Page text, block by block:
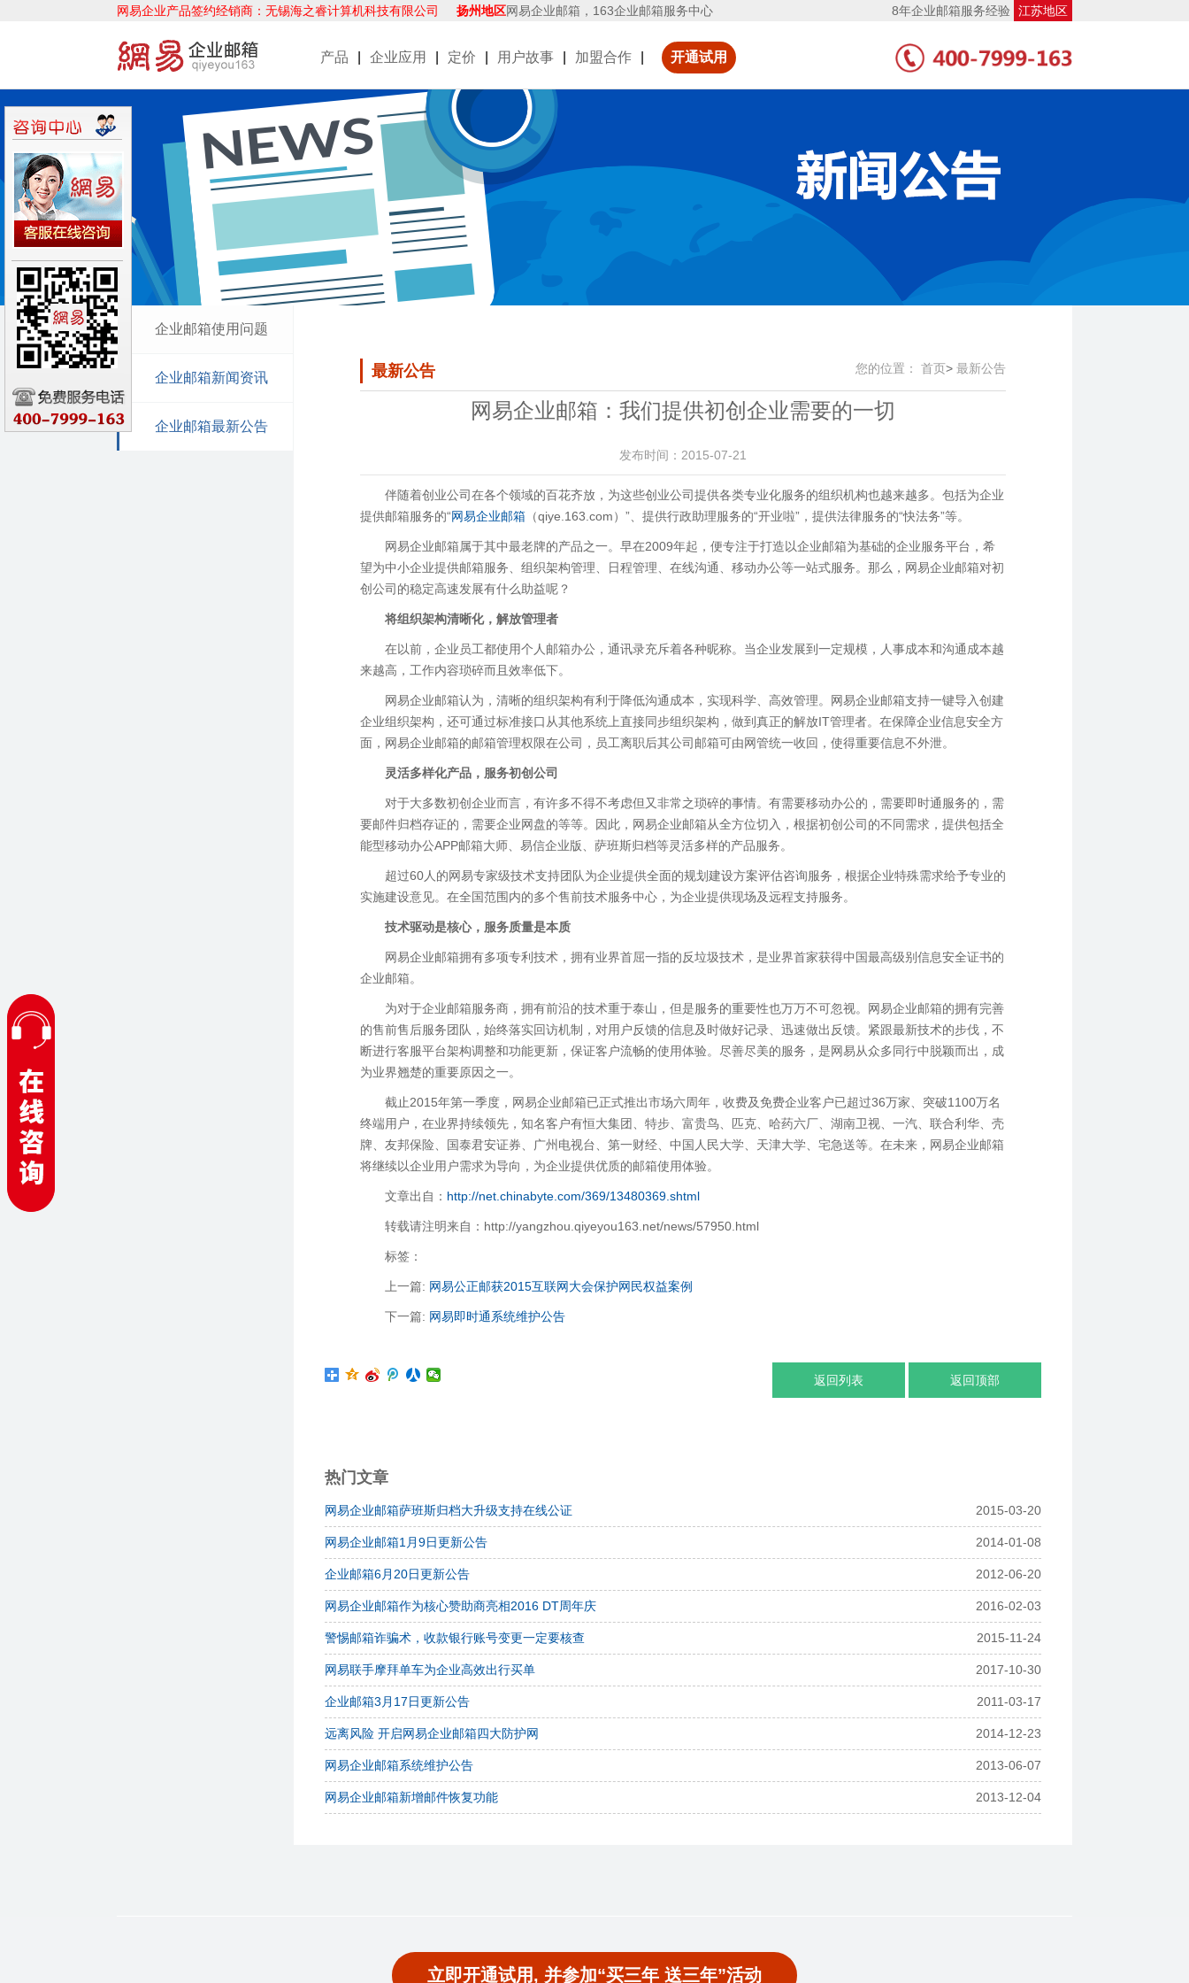
网易企业产品签约经销商：无锡海之睿计算机科技有限公司 扬州地区网易企业邮箱，163企业邮箱服务中心 8年企业邮箱服务经验 江苏地区
产品 企业应用 定价 用户故事 加盟合作 开通试用
企业邮箱使用问题
企业邮箱新闻资讯
企业邮箱最新公告
最新公告 您的位置： 首页> 最新公告
网易企业邮箱：我们提供初创企业需要的一切
发布时间：2015-07-21
伴随着创业公司在各个领域的百花齐放，为这些创业公司提供各类专业化服务的组织机构也越来越多。包括为企业
提供邮箱服务的“网易企业邮箱 （qiye.163.com）”、提供行政助理服务的“开业啦”，提供法律服务的“快法务”等。
网易企业邮箱属于其中最老牌的产品之一。早在2009年起，便专注于打造以企业邮箱为基础的企业服务平台，希
望为中小企业提供邮箱服务、组织架构管理、日程管理、在线沟通、移动办公等一站式服务。那么，网易企业邮箱对初
创公司的稳定高速发展有什么助益呢？
将组织架构清晰化，解放管理者
在以前，企业员工都使用个人邮箱办公，通讯录充斥着各种昵称。当企业发展到一定规模，人事成本和沟通成本越
来越高，工作内容琐碎而且效率低下。
网易企业邮箱认为，清晰的组织架构有利于降低沟通成本，实现科学、高效管理。网易企业邮箱支持一键导入创建
企业组织架构，还可通过标准接口从其他系统上直接同步组织架构，做到真正的解放IT管理者。在保障企业信息安全方
面，网易企业邮箱的邮箱管理权限在公司，员工离职后其公司邮箱可由网管统一收回，使得重要信息不外泄。
灵活多样化产品，服务初创公司
对于大多数初创企业而言，有许多不得不考虑但又非常之琐碎的事情。有需要移动办公的，需要即时通服务的，需
要邮件归档存证的，需要企业网盘的等等。因此，网易企业邮箱从全方位切入，根据初创公司的不同需求，提供包括全
能型移动办公APP邮箱大师、易信企业版、萨班斯归档等灵活多样的产品服务。
超过60人的网易专家级技术支持团队为企业提供全面的规划建设方案评估咨询服务，根据企业特殊需求给予专业的
实施建设意见。在全国范围内的多个售前技术服务中心，为企业提供现场及远程支持服务。
技术驱动是核心，服务质量是本质
网易企业邮箱拥有多项专利技术，拥有业界首屈一指的反垃圾技术，是业界首家获得中国最高级别信息安全证书的
企业邮箱。
为对于企业邮箱服务商，拥有前沿的技术重于泰山，但是服务的重要性也万万不可忽视。网易企业邮箱的拥有完善
的售前售后服务团队，始终落实回访机制，对用户反馈的信息及时做好记录、迅速做出反馈。紧跟最新技术的步伐，不
断进行客服平台架构调整和功能更新，保证客户流畅的使用体验。尽善尽美的服务，是网易从众多同行中脱颖而出，成
为业界翘楚的重要原因之一。
截止2015年第一季度，网易企业邮箱已正式推出市场六周年，收费及免费企业客户已超过36万家、突破1100万名
终端用户，在业界持续领先，知名客户有恒大集团、特步、富贵鸟、匹克、哈药六厂、湖南卫视、一汽、联合利华、壳
牌、友邦保险、国泰君安证券、广州电视台、第一财经、中国人民大学、天津大学、宅急送等。在未来，网易企业邮箱
将继续以企业用户需求为导向，为企业提供优质的邮箱使用体验。
文章出自： http://net.chinabyte.com/369/13480369.shtml
转载请注明来自：http://yangzhou.qiyeyou163.net/news/57950.html
标签：
上一篇: 网易公正邮获2015互联网大会保护网民权益案例
下一篇: 网易即时通系统维护公告
返回列表 返回顶部
热门文章
网易企业邮箱萨班斯归档大升级支持在线公证 2015-03-20
网易企业邮箱1月9日更新公告 2014-01-08
企业邮箱6月20日更新公告 2012-06-20
网易企业邮箱作为核心赞助商亮相2016 DT周年庆 2016-02-03
警惕邮箱诈骗术，收款银行账号变更一定要核查 2015-11-24
网易联手摩拜单车为企业高效出行买单 2017-10-30
企业邮箱3月17日更新公告 2011-03-17
远离风险 开启网易企业邮箱四大防护网 2014-12-23
网易企业邮箱系统维护公告 2013-06-07
网易企业邮箱新增邮件恢复功能 2013-12-04
立即开通试用, 并参加“买三年 送三年”活动